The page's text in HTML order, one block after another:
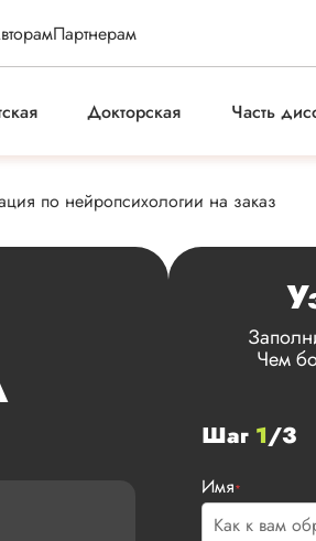
Партнерам
Докторская Часть
по нейропсихологии на заказ
Чем
Шаг 1/3
Имя*